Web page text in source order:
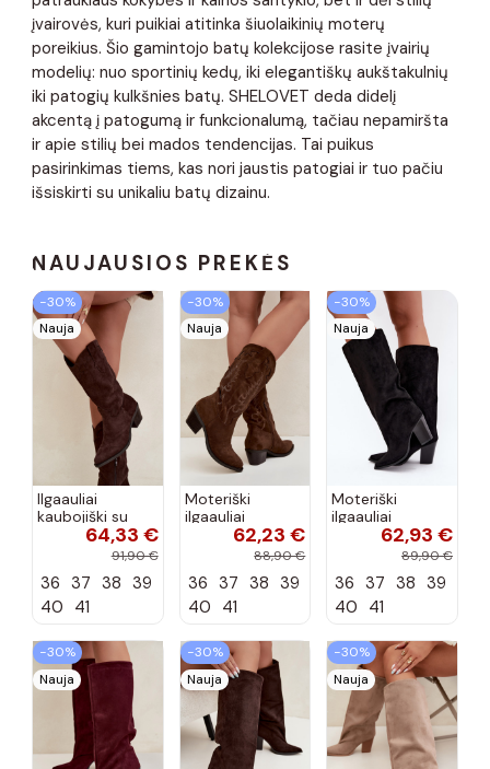
įvairovės, kuri puikiai atitinka šiuolaikinių moterų
poreikius. Šio gamintojo batų kolekcijose rasite įvairių
modelių: nuo ​​sportinių kedų, iki elegantiškų aukštakulnių
iki patogių kulkšnies batų. SHELOVET deda didelį
akcentą į patogumą ir funkcionalumą, tačiau nepamiršta
ir apie stilių bei mados tendencijas. Tai puikus
pasirinkimas tiems, kas nori jaustis patogiai ir tuo pačiu
išsiskirti su unikaliu batų dizainu.
NAUJAUSIOS PREKĖS
−30%
Nauja
Ilgaauliai
kaubojiški su
kulniukais64,33 €
91,90 €
36 37 38 39
40 41
−30%
Nauja
Moteriški
ilgaauliai
kaubojiški su
spalvos Betina
62,23 €
88,90 €
36 37 38 39
40 41
−30%
Nauja
Moteriški
ilgaauliai
įsispiriami su
kulniukais iš
zomšos juodos
spalvos Carmina
62,93 €
89,90 €
36 37 38 39
40 41
−30%
Nauja
−30%
Nauja
−30%
Nauja